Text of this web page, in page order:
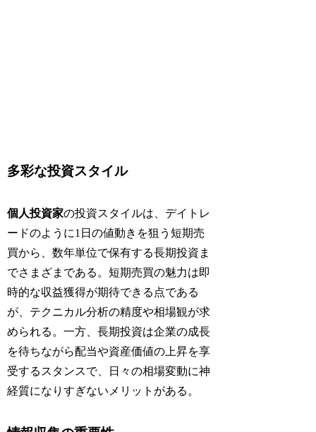
多彩な投資スタイル
個人投資家の投資スタイルは、デイトレ
ードのように1日の値動きを狙う短期売
買から、数年単位で保有する長期投資ま
でさまざまである。短期売買の魅力は即
時的な収益獲得が期待できる点である
が、テクニカル分析の精度や相場観が求
められる。一方、長期投資は企業の成長
を待ちながら配当や資産価値の上昇を享
受するスタンスで、日々の相場変動に神
経質になりすぎないメリットがある。